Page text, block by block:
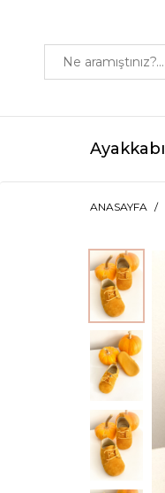
Ayakkabı
ANASAYFA